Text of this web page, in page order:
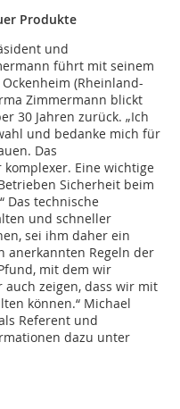
Produkte
und
führt mit seinem
(Rheinland-
Zimmermann blickt
30 Jahren zurück. „Ich
und bedanke mich für
Das
Eine wichtige
Sicherheit beim
Das technische
und schneller
sei ihm daher ein
anerkannten Regeln der
mit dem wir
zeigen, dass wir mit
können.“ Michael
Referent und
dazu unter